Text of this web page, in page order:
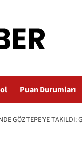
Puan Durumları
GÖZTEPE’YE